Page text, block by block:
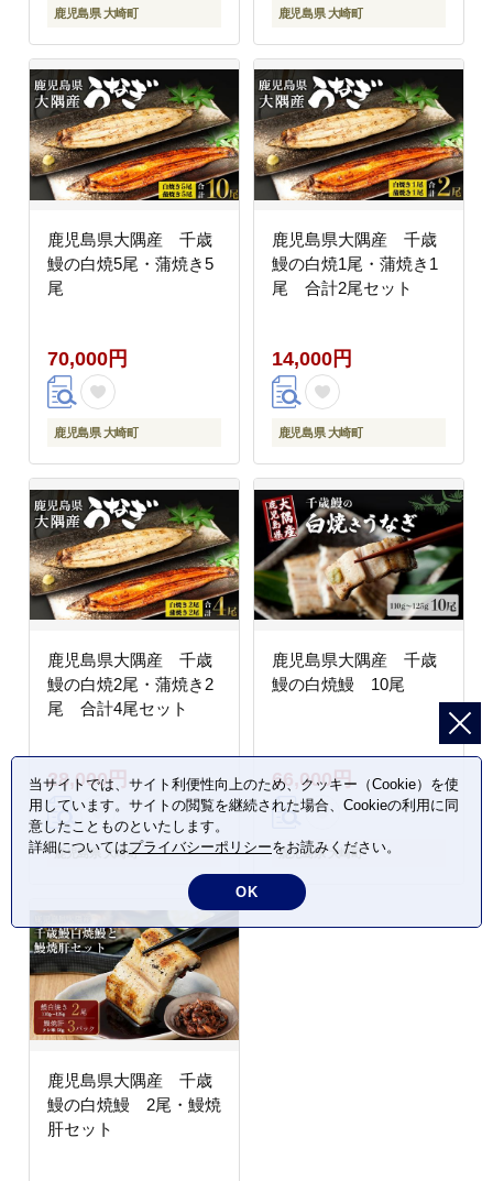
鹿児島県 大崎町 鹿児島県 大崎町
鹿児島県大隅産 千歳
鰻の白焼5尾・蒲焼き5
尾
70,000円
鹿児島県 大崎町
鹿児島県大隅産 千歳
鰻の白焼1尾・蒲焼き1
尾 合計2尾セット
14,000円
鹿児島県 大崎町
鹿児島県大隅産 千歳
鰻の白焼2尾・蒲焼き2
尾 合計4尾セット
28,000円
鹿児島県 大崎町
鹿児島県大隅産 千歳
鰻の白焼鰻 10尾
66,000円
鹿児島県 大崎町
鹿児島県大隅産 千歳
鰻の白焼鰻 2尾・鰻焼
肝セット
当サイトでは、サイト利便性向上のため、クッキー（Cookie）を使
用しています。サイトの閲覧を継続された場合、Cookieの利用に同
意したことものといたします。
詳細についてはプライバシーポリシーをお読みください。
OK